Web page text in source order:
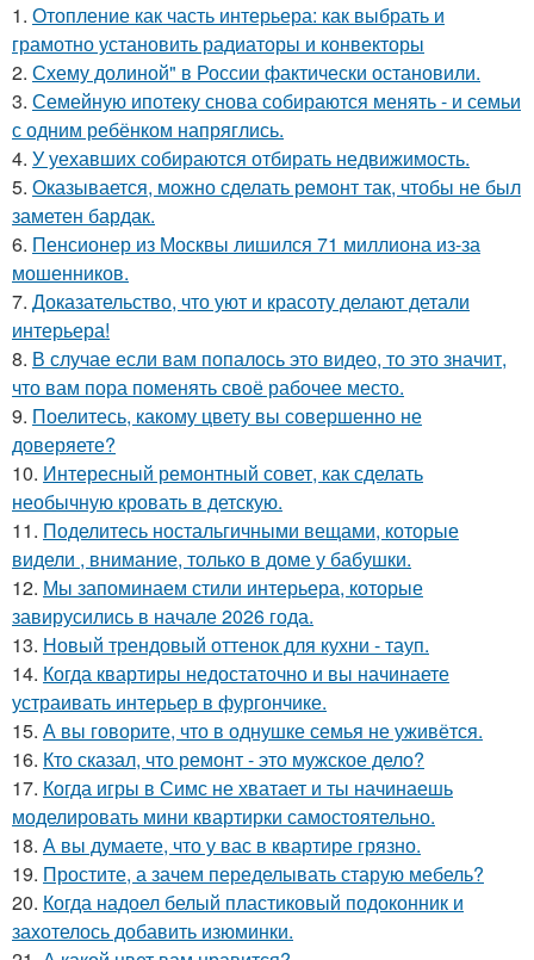
1. Отопление как часть интерьера: как выбрать и
грамотно установить радиаторы и конвекторы
2. Схему долиной" в России фактически остановили.
3. Семейную ипотеку снова собираются менять - и семьи
с одним ребёнком напряглись.
4. У уехавших собираются отбирать недвижимость.
5. Оказывается, можно сделать ремонт так, чтобы не был
заметен бардак.
6. Пенсионер из Москвы лишился 71 миллиона из-за
мошенников.
7. Доказательство, что уют и красоту делают детали
интерьера!
8. В случае если вам попалось это видео, то это значит,
что вам пора поменять своё рабочее место.
9. Поелитесь, какому цвету вы совершенно не
доверяете?
10. Интересный ремонтный совет, как сделать
необычную кровать в детскую.
11. Поделитесь ностальгичными вещами, которые
видели , внимание, только в доме у бабушки.
12. Мы запоминаем стили интерьера, которые
завирусились в начале 2026 года.
13. Новый трендовый оттенок для кухни - тауп.
14. Когда квартиры недостаточно и вы начинаете
устраивать интерьер в фургончике.
15. А вы говорите, что в однушке семья не уживётся.
16. Кто сказал, что ремонт - это мужское дело?
17. Когда игры в Симс не хватает и ты начинаешь
моделировать мини квартирки самостоятельно.
18. А вы думаете, что у вас в квартире грязно.
19. Простите, а зачем переделывать старую мебель?
20. Когда надоел белый пластиковый подоконник и
захотелось добавить изюминки.